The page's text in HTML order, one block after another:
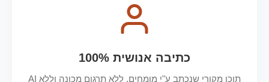
כתיבה אנושית 100%
תוכן מקורי שנכתב ע"י מומחים, ללא תרגום מכונה וללא AI